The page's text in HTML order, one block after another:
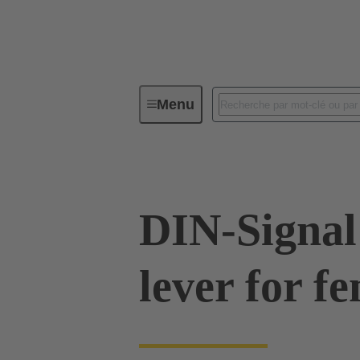
MenuSérie
DIN-
lever for